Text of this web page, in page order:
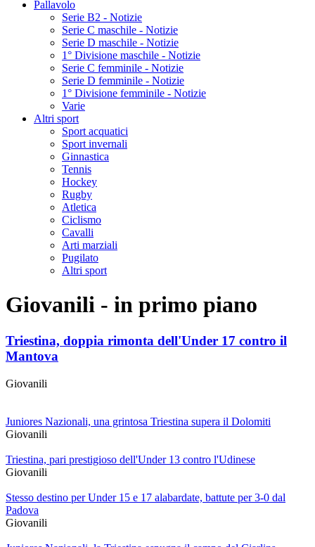
Pallavolo
Serie B2 - Notizie
Serie C maschile - Notizie
Serie D maschile - Notizie
1° Divisione maschile - Notizie
Serie C femminile - Notizie
Serie D femminile - Notizie
1° Divisione femminile - Notizie
Varie
Altri sport
Sport acquatici
Sport invernali
Ginnastica
Tennis
Hockey
Rugby
Atletica
Ciclismo
Cavalli
Arti marziali
Pugilato
Altri sport
Giovanili - in primo piano
Triestina, doppia rimonta dell'Under 17 contro il
Mantova
Giovanili
Juniores Nazionali, una grintosa Triestina supera il Dolomiti
Giovanili
Triestina, pari prestigioso dell'Under 13 contro l'Udinese
Giovanili
Stesso destino per Under 15 e 17 alabardate, battute per 3-0 dal
Padova
Giovanili